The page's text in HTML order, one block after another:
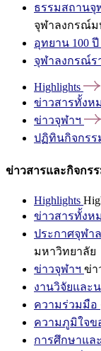
ธรรมสถานจุ
จุฬาลงกรณ์ม
อุทยาน 100
จุฬาลงกรณ์
Highlights
ข่าวสารทั้งห
ข่าวจุฬาฯ
ปฏิทินกิจกรร
ข่าวสารและกิจกร
Highlights
ข่าวสารทั้งห
ประกาศจุฬา
มหาวิทยาลัย
ข่าวจุฬาฯ ข่า
งานวิจัยและ
ความร่วมมือ
ความภูมิใจข
การศึกษาแล